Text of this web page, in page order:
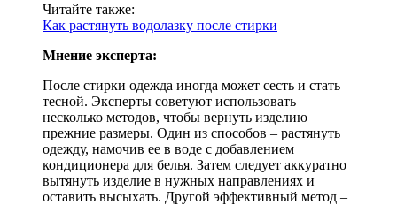
Читайте также:
Как растянуть водолазку после стирки
Мнение эксперта:
После стирки одежда иногда может сесть и стать
тесной. Эксперты советуют использовать
несколько методов, чтобы вернуть изделию
прежние размеры. Один из способов – растянуть
одежду, намочив ее в воде с добавлением
кондиционера для белья. Затем следует аккуратно
вытянуть изделие в нужных направлениях и
оставить высыхать. Другой эффективный метод –